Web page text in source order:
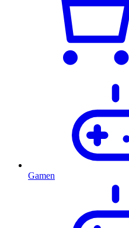
Gamen